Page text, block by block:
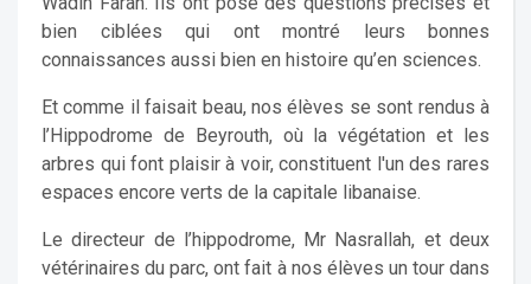
bien ciblées qui ont montré leurs bonnes
connaissances aussi bien en histoire qu’en sciences.
Et comme il faisait beau, nos élèves se sont rendus à
l’Hippodrome de Beyrouth, où la végétation et les
arbres qui font plaisir à voir, constituent l'un des rares
espaces encore verts de la capitale libanaise.
Le directeur de l’hippodrome, Mr Nasrallah, et deux
vétérinaires du parc, ont fait à nos élèves un tour dans